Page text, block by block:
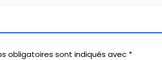
obligatoires sont indiqués avec *